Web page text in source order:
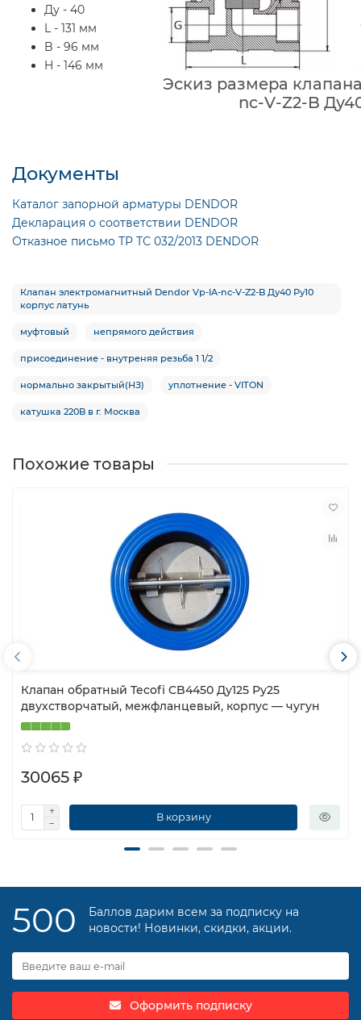
Ду - 40
L - 131 мм
B - 96 мм
H - 146 мм
Эскиз размера
nc-V-Z2-B
Документы
Каталог запорной арматуры DENDOR
Декларация о соответствии DENDOR
Отказное письмо ТР ТС 032/2013 DENDOR
Клапан электромагнитный Dendor Vp-IA-nc-V-Z2-B Ду40 Ру10
корпус латунь
муфтовый непрямого действия
присоединение - внутреняя резьба 1 1/2
нормально закрытый(НЗ) уплотнение - VITON
катушка 220B в г. Москва
Похожие товары
Клапан обратный Tecofi CB4450 Ду125 Ру25
двухстворчатый, межфланцевый, корпус — чугун
30065 ₽
В корзину
500
Баллов дарим всем за подписку на
новости! Новинки, скидки, акции.
Оформить подписку